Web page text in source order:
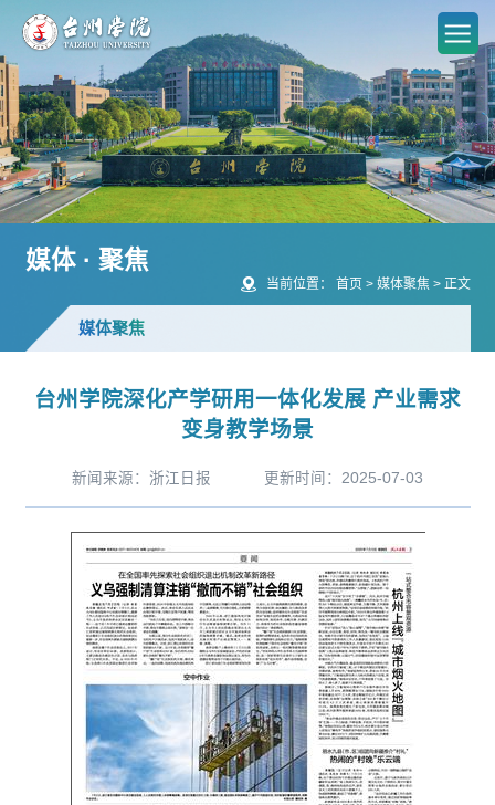
媒体 · 聚焦
当前位置： 首页> 媒体聚焦 > 正文
媒体聚焦
台州学院深化产学研用一体化发展 产业需求
变身教学场景
新闻来源：浙江日报 更新时间：2025-07-03